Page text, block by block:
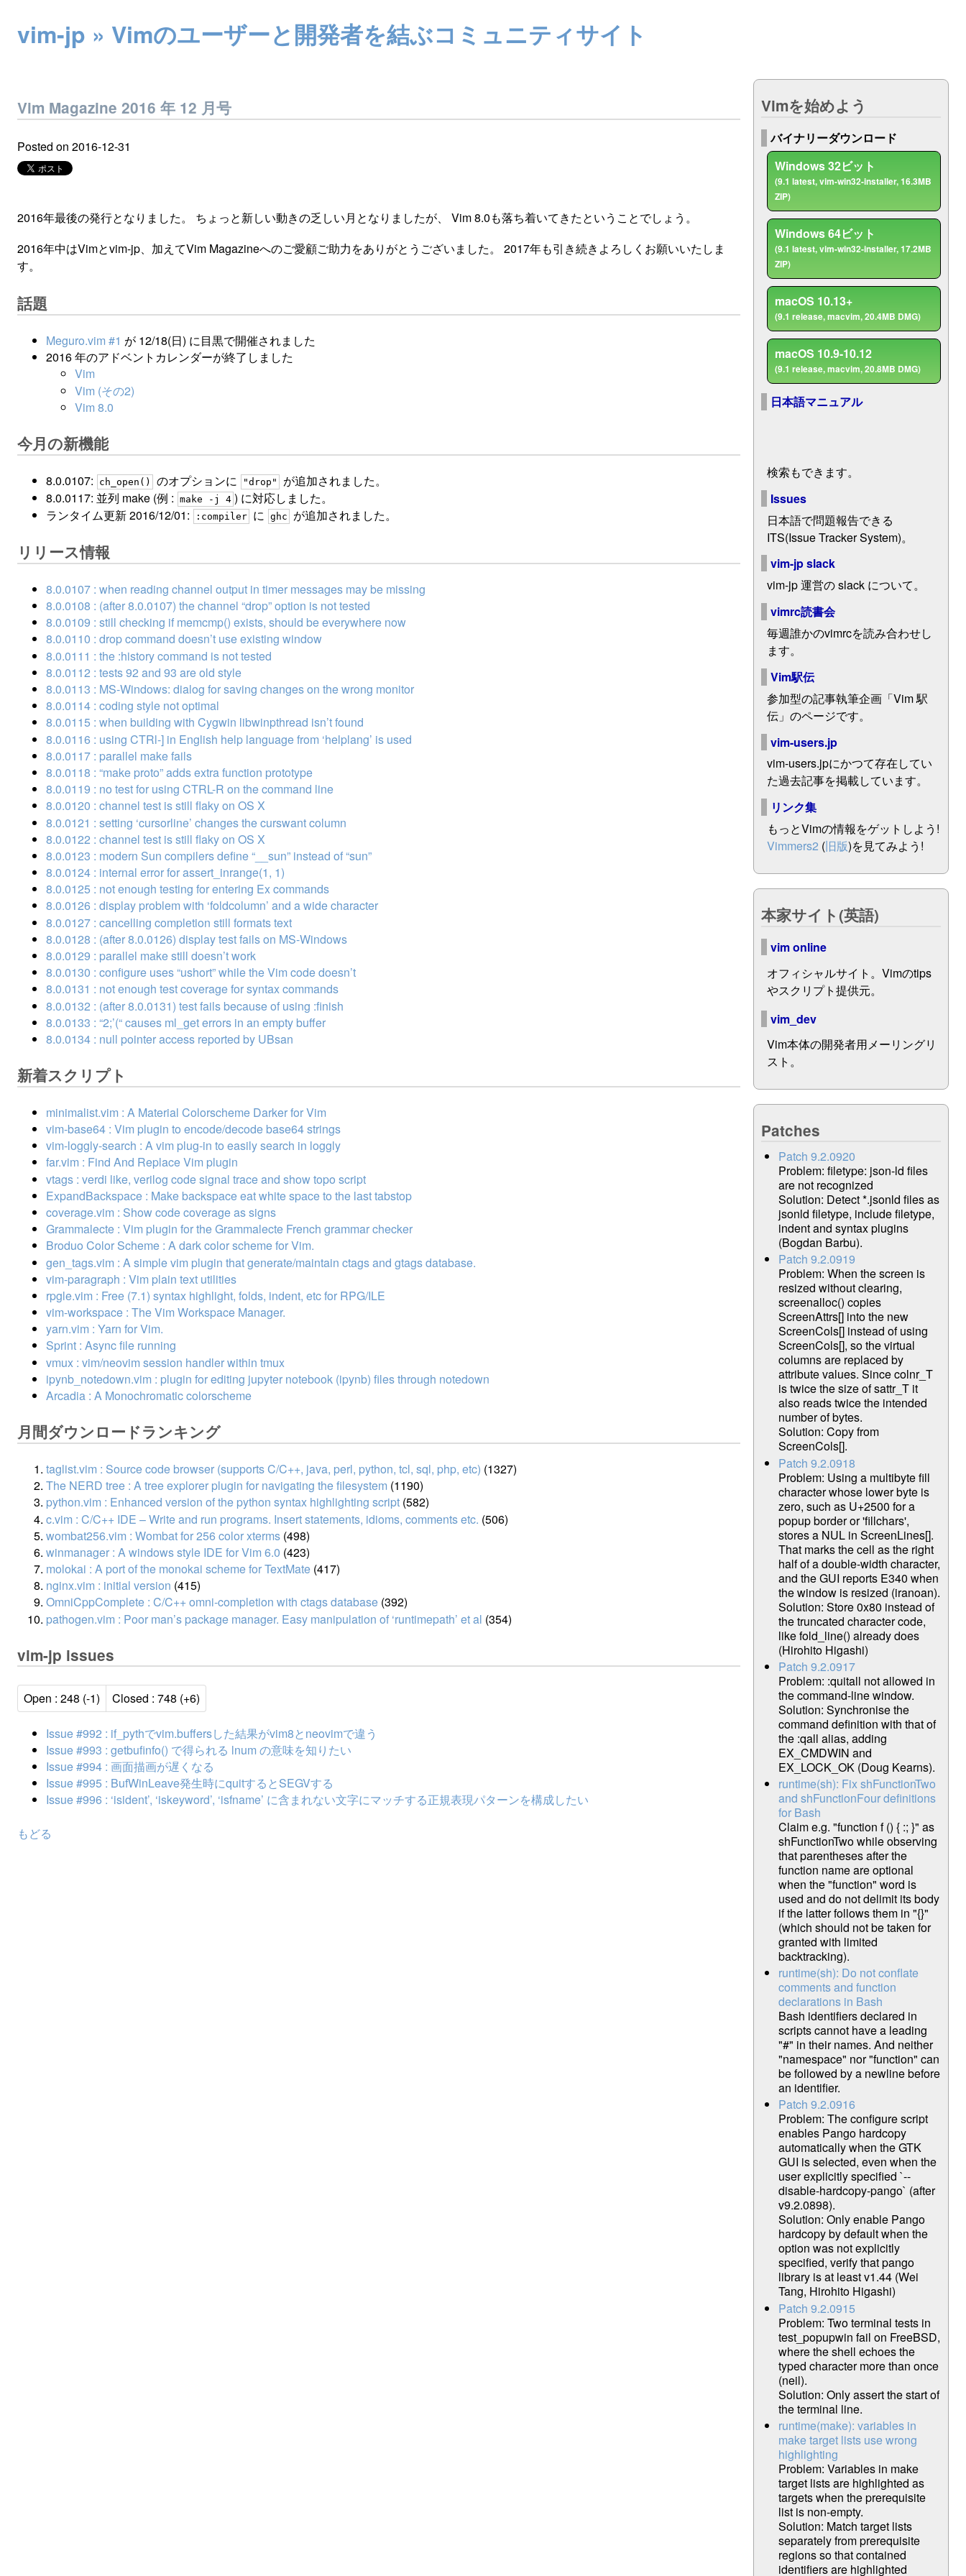
vim-jp » Vimのユーザーと開発者を結ぶコミュニティサイト
Vim Magazine 2016 年 12 月号
Posted on 2016-12-31
2016年最後の発行となりました。 ちょっと新しい動きの乏しい月となりましたが、 Vim 8.0も落ち着いてきたということでしょう。
2016年中はVimとvim-jp、加えてVim Magazineへのご愛顧ご助力をありがとうございました。 2017年も引き続きよろしくお願いいたしま
す。
話題
Meguro.vim #1 が 12/18(日) に目黒で開催されました
2016 年のアドベントカレンダーが終了しました
Vim
Vim (その2)
Vim 8.0
今月の新機能
8.0.0107: ch_open() のオプションに "drop"
が追加されました。
8.0.0117: 並列 make (例 : make -j 4 ) に対応しました。
ランタイム更新 2016/12/01:
:compiler に ghc が追加されました。
リリース情報
8.0.0107 : when reading channel output in timer messages may be missing
8.0.0108 : (after 8.0.0107) the channel “drop” option is not tested
8.0.0109 : still checking if memcmp() exists, should be everywhere now
8.0.0110 : drop command doesn’t use existing window
8.0.0111 : the :history command is not tested
8.0.0112 : tests 92 and 93 are old style
8.0.0113 : MS-Windows: dialog for saving changes on the wrong monitor
8.0.0114 : coding style not optimal
8.0.0115 : when building with Cygwin libwinpthread isn’t found
8.0.0116 : using CTRl-] in English help language from ‘helplang’ is used
8.0.0117 : parallel make fails
8.0.0118 : “make proto” adds extra function prototype
8.0.0119 : no test for using CTRL-R on the command line
8.0.0120 : channel test is still flaky on OS X
8.0.0121 : setting ‘cursorline’ changes the curswant column
8.0.0122 : channel test is still flaky on OS X
8.0.0123 : modern Sun compilers define “__sun” instead of “sun”
8.0.0124 : internal error for assert_inrange(1, 1)
8.0.0125 : not enough testing for entering Ex commands
8.0.0126 : display problem with ‘foldcolumn’ and a wide character
8.0.0127 : cancelling completion still formats text
8.0.0128 : (after 8.0.0126) display test fails on MS-Windows
8.0.0129 : parallel make still doesn’t work
8.0.0130 : configure uses “ushort” while the Vim code doesn’t
8.0.0131 : not enough test coverage for syntax commands
8.0.0132 : (after 8.0.0131) test fails because of using :finish
8.0.0133 : “2;’(“ causes ml_get errors in an empty buffer
8.0.0134 : null pointer access reported by UBsan
新着スクリプト
minimalist.vim : A Material Colorscheme Darker for Vim
vim-base64 : Vim plugin to encode/decode base64 strings
vim-loggly-search : A vim plug-in to easily search in loggly
far.vim : Find And Replace Vim plugin
vtags : verdi like, verilog code signal trace and show topo script
ExpandBackspace : Make backspace eat white space to the last tabstop
coverage.vim : Show code coverage as signs
Grammalecte : Vim plugin for the Grammalecte French grammar checker
Broduo Color Scheme : A dark color scheme for Vim.
gen_tags.vim : A simple vim plugin that generate/maintain ctags and gtags database.
vim-paragraph : Vim plain text utilities
rpgle.vim : Free (7.1) syntax highlight, folds, indent, etc for RPG/ILE
vim-workspace : The Vim Workspace Manager.
yarn.vim : Yarn for Vim.
Sprint : Async file running
vmux : vim/neovim session handler within tmux
ipynb_notedown.vim : plugin for editing jupyter notebook (ipynb) files through notedown
Arcadia : A Monochromatic colorscheme
月間ダウンロードランキング
taglist.vim : Source code browser (supports C/C++, java, perl, python, tcl, sql, php, etc) (1327)
The NERD tree : A tree explorer plugin for navigating the filesystem (1190)
python.vim : Enhanced version of the python syntax highlighting script (582)
c.vim : C/C++ IDE – Write and run programs. Insert statements, idioms, comments etc. (506)
wombat256.vim : Wombat for 256 color xterms (498)
winmanager : A windows style IDE for Vim 6.0 (423)
molokai : A port of the monokai scheme for TextMate (417)
nginx.vim : initial version (415)
OmniCppComplete : C/C++ omni-completion with ctags database (392)
pathogen.vim : Poor man’s package manager. Easy manipulation of ‘runtimepath’ et al (354)
vim-jp issues
Open : 248 (-1) Closed : 748 (+6)
Issue #992 : if_pythでvim.buffersした結果がvim8とneovimで違う
Issue #993 : getbufinfo() で得られる lnum の意味を知りたい
Issue #994 : 画面描画が遅くなる
Issue #995 : BufWinLeave発生時にquitするとSEGVする
Issue #996 : ‘isident’, ‘iskeyword’, ‘isfname’ に含まれない文字にマッチする正規表現パターンを構成したい
もどる
Vimを始めよう
バイナリーダウンロード
Windows 32ビット
(9.1 latest, vim-win32-installer, 16.3MB
ZIP)
Windows 64ビット
(9.1 latest, vim-win32-installer, 17.2MB
ZIP)
macOS 10.13+
(9.1 release, macvim, 20.4MB DMG)
macOS 10.9-10.12
(9.1 release, macvim, 20.8MB DMG)
日本語マニュアル
検索もできます。
Issues
日本語で問題報告できる
ITS(Issue Tracker System)。
vim-jp slack
vim-jp 運営の slack について。
vimrc読書会
毎週誰かのvimrcを読み合わせし
ます。
Vim駅伝
参加型の記事執筆企画「Vim 駅
伝」のページです。
vim-users.jp
vim-users.jpにかつて存在してい
た過去記事を掲載しています。
リンク集
もっとVimの情報をゲットしよう!
Vimmers2 (旧版)を見てみよう!
本家サイト(英語)
vim online
オフィシャルサイト。Vimのtips
やスクリプト提供元。
vim_dev
Vim本体の開発者用メーリングリ
スト。
Patches
Patch 9.2.0920
Problem: filetype: json-ld files
are not recognized
Solution: Detect *.jsonld files as
jsonld filetype, include filetype,
indent and syntax plugins
(Bogdan Barbu).
Patch 9.2.0919
Problem: When the screen is
resized without clearing,
screenalloc() copies
ScreenAttrs[] into the new
ScreenCols[] instead of using
ScreenCols[], so the virtual
columns are replaced by
attribute values. Since colnr_T
is twice the size of sattr_T it
also reads twice the intended
number of bytes.
Solution: Copy from
ScreenCols[].
Patch 9.2.0918
Problem: Using a multibyte fill
character whose lower byte is
zero, such as U+2500 for a
popup border or 'fillchars',
stores a NUL in ScreenLines[].
That marks the cell as the right
half of a double-width character,
and the GUI reports E340 when
the window is resized (iranoan).
Solution: Store 0x80 instead of
the truncated character code,
like fold_line() already does
(Hirohito Higashi)
Patch 9.2.0917
Problem: :quitall not allowed in
the command-line window.
Solution: Synchronise the
command definition with that of
the :qall alias, adding
EX_CMDWIN and
EX_LOCK_OK (Doug Kearns).
runtime(sh): Fix shFunctionTwo
and shFunctionFour definitions
for Bash
Claim e.g. "function f () { :; }" as
shFunctionTwo while observing
that parentheses after the
function name are optional
when the "function" word is
used and do not delimit its body
if the latter follows them in "{}"
(which should not be taken for
granted with limited
backtracking).
runtime(sh): Do not conflate
comments and function
declarations in Bash
Bash identifiers declared in
scripts cannot have a leading
"#" in their names. And neither
"namespace" nor "function" can
be followed by a newline before
an identifier.
Patch 9.2.0916
Problem: The configure script
enables Pango hardcopy
automatically when the GTK
GUI is selected, even when the
user explicitly specified `--
disable-hardcopy-pango` (after
v9.2.0898).
Solution: Only enable Pango
hardcopy by default when the
option was not explicitly
specified, verify that pango
library is at least v1.44 (Wei
Tang, Hirohito Higashi)
Patch 9.2.0915
Problem: Two terminal tests in
test_popupwin fail on FreeBSD,
where the shell echoes the
typed character more than once
(neil).
Solution: Only assert the start of
the terminal line.
runtime(make): variables in
make target lists use wrong
highlighting
Problem: Variables in make
target lists are highlighted as
targets when the prerequisite
list is non-empty.
Solution: Match target lists
separately from prerequisite
regions so that contained
identifiers are highlighted